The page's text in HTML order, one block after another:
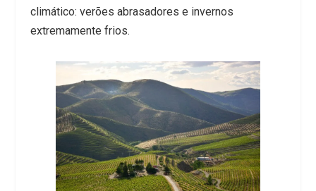
climático: verões abrasadores e invernos
extremamente frios.